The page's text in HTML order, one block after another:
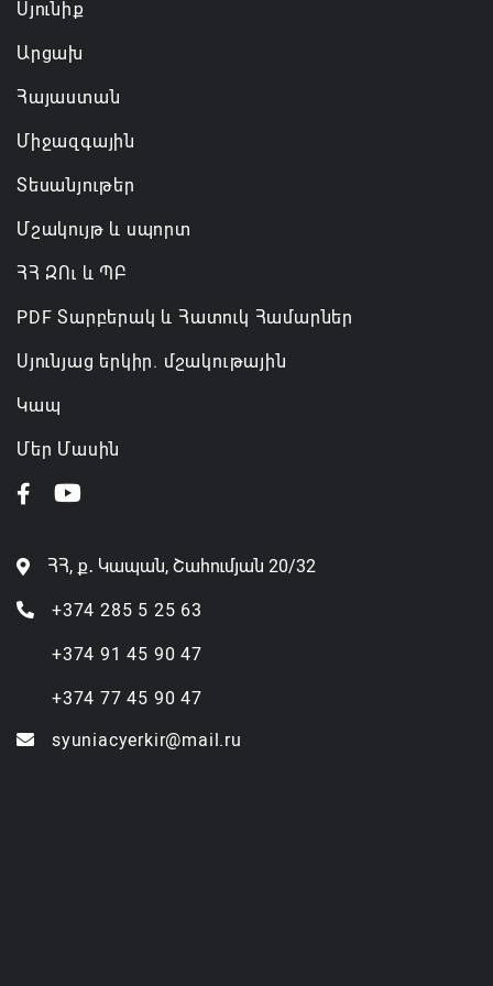
Սյունիք
Արցախ
Հայաստան
Միջազգային
Տեսանյութեր
Մշակույթ և սպորտ
ՀՀ ԶՈւ և ՊԲ
PDF Տարբերակ և Հատուկ Համարներ
Սյունյաց երկիր. մշակութային
Կապ
Մեր Մասին
ՀՀ, ք․ Կապան, Շահումյան 20/32
+374 285 5 25 63
+374 91 45 90 47
+374 77 45 90 47
syuniacyerkir@mail.ru